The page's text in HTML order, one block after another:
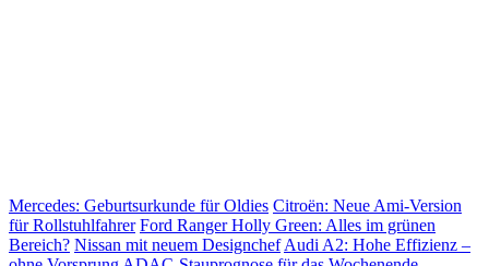
Mercedes: Geburtsurkunde für Oldies Citroën: Neue Ami-Version
für Rollstuhlfahrer Ford Ranger Holly Green: Alles im grünen
Bereich? Nissan mit neuem Designchef Audi A2: Hohe Effizienz –